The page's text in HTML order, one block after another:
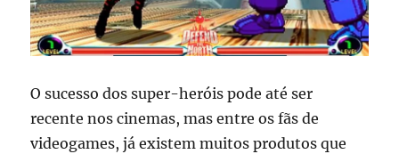
O sucesso dos super-heróis pode até ser
recente nos cinemas, mas entre os fãs de
videogames, já existem muitos produtos que